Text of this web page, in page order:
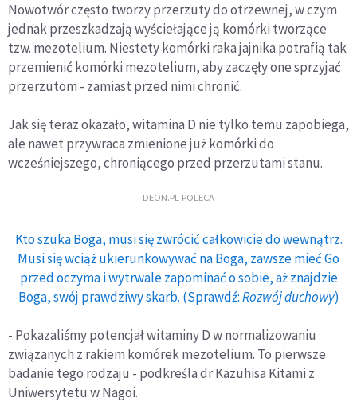
Nowotwór często tworzy przerzuty do otrzewnej, w czym
jednak przeszkadzają wyściełające ją komórki tworzące
tzw. mezotelium. Niestety komórki raka jajnika potrafią tak
przemienić komórki mezotelium, aby zaczęły one sprzyjać
przerzutom - zamiast przed nimi chronić.
Jak się teraz okazało, witamina D nie tylko temu zapobiega,
ale nawet przywraca zmienione już komórki do
wcześniejszego, chroniącego przed przerzutami stanu.
DEON.PL POLECA
Kto szuka Boga, musi się zwrócić całkowicie do wewnątrz.
Musi się wciąż ukierunkowywać na Boga, zawsze mieć Go
przed oczyma i wytrwale zapominać o sobie, aż znajdzie
Boga, swój prawdziwy skarb. (Sprawdź:Rozwój duchowy)
- Pokazaliśmy potencjał witaminy D w normalizowaniu
związanych z rakiem komórek mezotelium. To pierwsze
badanie tego rodzaju - podkreśla dr Kazuhisa Kitami z
Uniwersytetu w Nagoi.